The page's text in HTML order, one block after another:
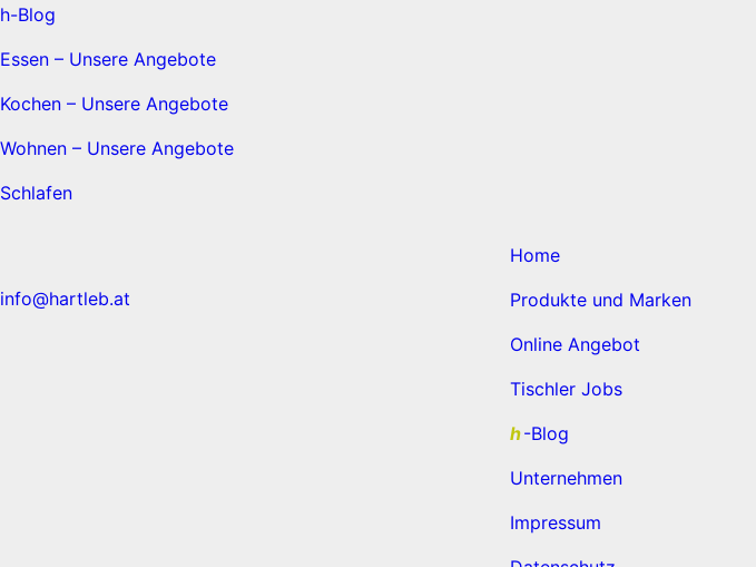
h-Blog
Essen – Unsere Angebote
Kochen – Unsere Angebote
Wohnen – Unsere Angebote
Schlafen
info@hartleb.at
Home
Produkte und Marken
Online Angebot
Tischler Jobs
h-Blog
Unternehmen
Impressum